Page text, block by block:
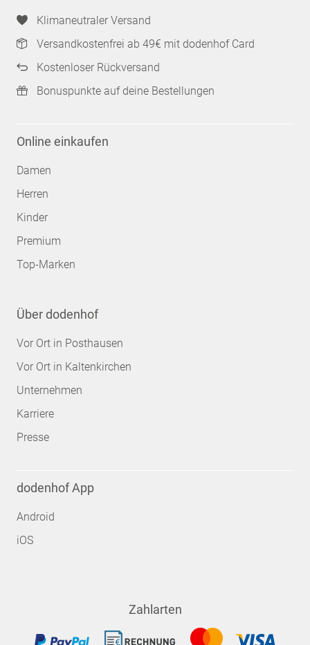
Klimaneutraler Versand
Versandkostenfrei ab 49€ mit dodenhof Card
Kostenloser Rückversand
Bonuspunkte auf deine Bestellungen
Online einkaufen
Damen
Herren
Kinder
Premium
Top-Marken
Über dodenhof
Vor Ort in Posthausen
Vor Ort in Kaltenkirchen
Unternehmen
Karriere
Presse
dodenhof App
Android
iOS
Zahlarten